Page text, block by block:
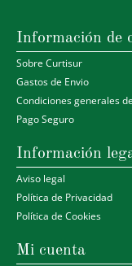
Información de
Sobre Curtisur
Gastos de Envio
Condiciones generales
Pago Seguro
Información
Aviso legal
Política de Privacidad
Política de Cookies
Mi cuenta